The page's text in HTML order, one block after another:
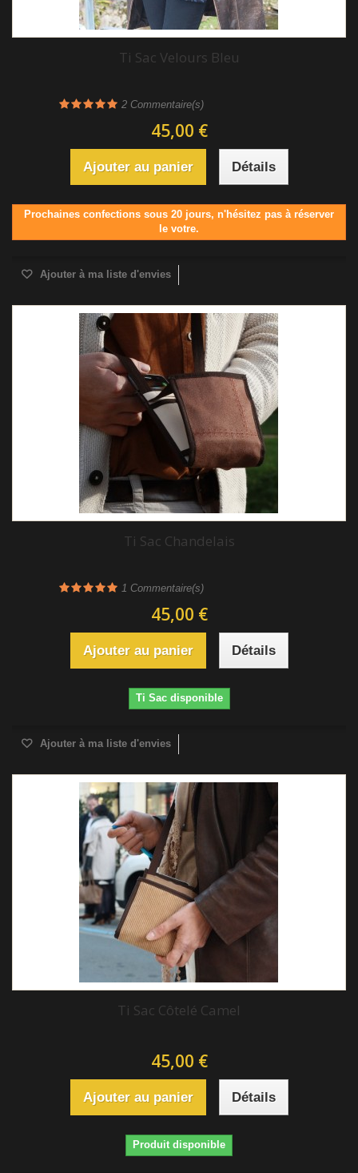
Ti Sac Velours Bleu
2 Commentaire(s)
45,00 €
Ajouter au panier Détails
Prochaines confections sous 20 jours, n'hésitez pas à réserver
le votre.
Ajouter à ma liste d'envies
Ti Sac Chandelais
1 Commentaire(s)
45,00 €
Ajouter au panier Détails
Ti Sac disponible
Ajouter à ma liste d'envies
Ti Sac Côtelé Camel
45,00 €
Ajouter au panier Détails
Produit disponible